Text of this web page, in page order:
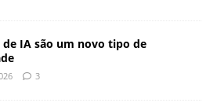
de IA são um novo tipo de
3